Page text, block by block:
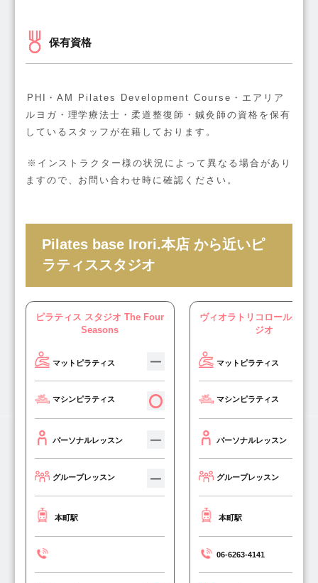
保有資格
PHI・AM Pilates Development Course・エアリア
ルヨガ・理学療法士・柔道整復師・鍼灸師の資格を保有
しているスタッフが在籍しております。
※インストラクター様の状況によって異なる場合があり
ますので、お問い合わせ時に確認ください。
Pilates base Irori.本店 から近いピ
ラティススタジオ
ピラティス スタジオ The Four
Seasons
マットピラティス
マシンピラティス
パーソナルレッスン
グループレッスン
本町駅
ヴィオラトリコロール本町
ジオ
マットピラティス
マシンピラティス
パーソナルレッスン
グループレッスン
本町駅
06-6263-4141